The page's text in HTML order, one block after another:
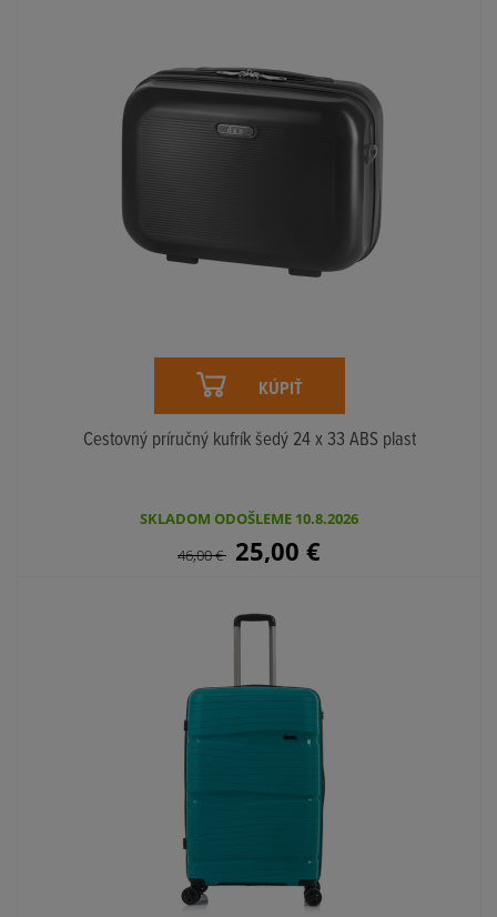
KÚPIŤ
Cestovný príručný kufrík šedý 24 x 33 ABS plast
SKLADOM ODOŠLEME 10.8.2026
46,00€ 25,00 €